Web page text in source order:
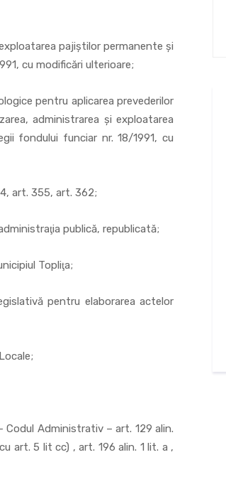
pajiştilor permanente şi
cu modificări ulterioare;
pentru aplicarea prevederilor
administrarea şi exploatarea
fondului funciar nr. 18/1991, cu
art. 355, art. 362;
publică, republicată;
Topliţa;
pentru elaborarea actelor
Administrativ – art. 129 alin.
art. 5 lit cc) , art. 196 alin. 1 lit. a ,